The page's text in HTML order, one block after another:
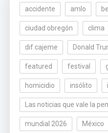
accidente amlo
ciudad obregón clima
dif cajeme Donald
featured festival
homicidio insólito
Las noticias que vale la
mundial 2026 México